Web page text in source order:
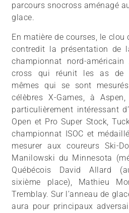
parcours snocross aménagé
glace.
En matière de courses, le clou
contredit la présentation de
championnat nord-
cross qui réunit les as de
mêmes qui se sont
célèbres X-Games, à
particulièrement intéressant
Open et Pro Super Stock,
championnat ISOC et
mesurer aux coureurs Ski-
Manilowski du Minnesota
Québécois David Allard
sixième place), Mathieu
Tremblay. Sur l’anneau de
aura pour principaux